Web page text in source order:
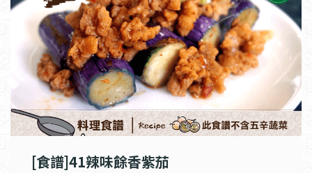
[食譜]41辣味餘香紫茄